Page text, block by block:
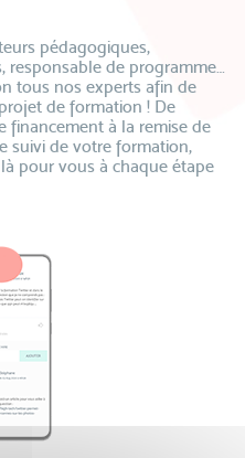
pédagogiques,
responsable de programme…
tous nos experts afin de
de formation ! De
financement à la remise de
suivi de votre formation,
là pour vous à chaque étape